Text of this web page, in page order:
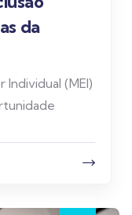
da
(MEI)